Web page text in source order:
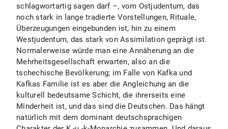
schlagwortartig sagen darf –, vom Ostjudentum, das
noch stark in lange tradierte Vorstellungen, Rituale,
Überzeugungen eingebunden ist, hin zu einem
Westjudentum, das stark von Assimilation geprägt ist.
Normalerweise würde man eine Annäherung an die
Mehrheitsgesellschaft erwarten, also an die
tschechische Bevölkerung; im Falle von Kafka und
Kafkas Familie ist es aber die Angleichung an die
kulturell bedeutsame Schicht, die ihrerseits eine
Minderheit ist, und das sind die Deutschen. Das hängt
natürlich mit dem dominant deutschsprachigen